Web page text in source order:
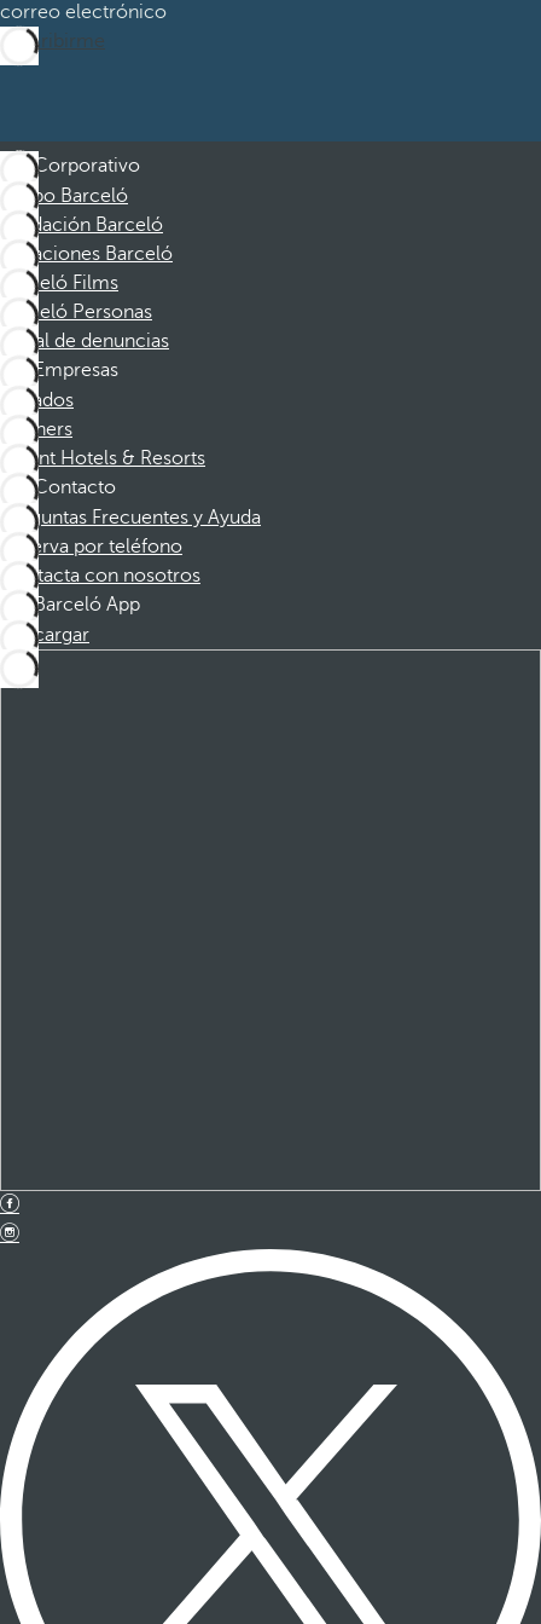
correo electrónico
Suscribirme
Corporativo
Grupo Barceló
Fundación Barceló
Vacaciones Barceló
Barceló Films
Barceló Personas
Canal de denuncias
Empresas
Afiliados
Partners
Dorint Hotels & Resorts
Contacto
Preguntas Frecuentes y Ayuda
Reserva por teléfono
Contacta con nosotros
Barceló App
Descargar